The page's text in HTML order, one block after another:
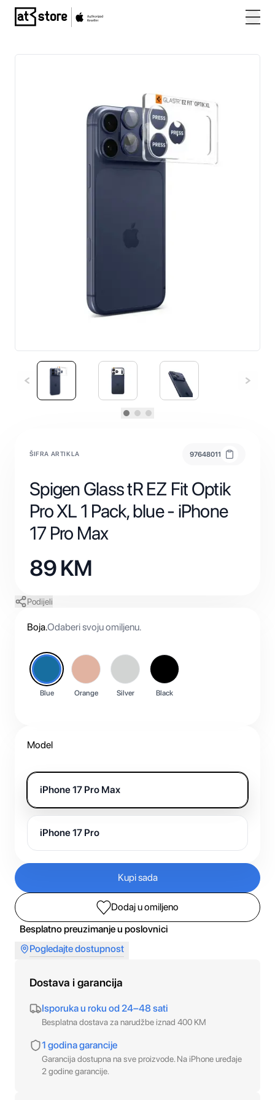
Posjetite početnu stranicu AT Store
ŠIFRA ARTIKLA 97648011
Spigen Glass tR EZ Fit Optik
Pro XL 1 Pack, blue - iPhone
17 Pro Max
89KM
Podijeli
Boja.Odaberi svoju omiljenu.
Blue Orange Silver Black
Model
iPhone 17 Pro Max
iPhone 17 Pro
Kupi sada
Dodaj u omiljeno
Besplatno preuzimanje u poslovnici
Pogledajte dostupnost
Dostava i garancija
Isporuka u roku od 24–48 sati
Besplatna dostava za narudžbe iznad 400 KM
1 godina garancije
Garancija dostupna na sve proizvode. Na iPhone uređaje
2 godine garancije.